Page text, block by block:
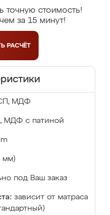
точную стоимость!
за 15 минут!
РАСЧЁТ
МДФ
с патиной
мм)
под Ваш заказ
зависит от матраса